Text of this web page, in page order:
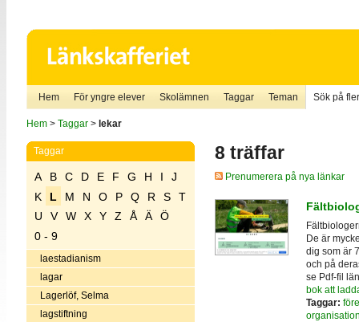
Hem För yngre elever Skolämnen Taggar Teman Sök på
Hem> Taggar> lekar
Taggar
A B C D E F G H I
J
K
L M N O P Q R S
T
U
V W X Y Z Å Ä
Ö
0 - 9
laestadianism
lagar
Lagerlöf, Selma
lagstiftning
8 träffar
Prenumerera på nya länkar
De är
dig som är
och på
se Pdf-fil
bok att
Taggar: